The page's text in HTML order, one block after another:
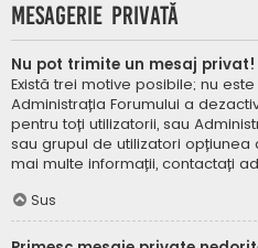
Mesagerie privată
Nu pot trimite un mesaj privat!
Există trei motive posibile; nu
Administrația Forumului a
pentru toți utilizatorii, sau
sau grupul de utilizatori opțiunea
mai multe informații, contactați
Sus